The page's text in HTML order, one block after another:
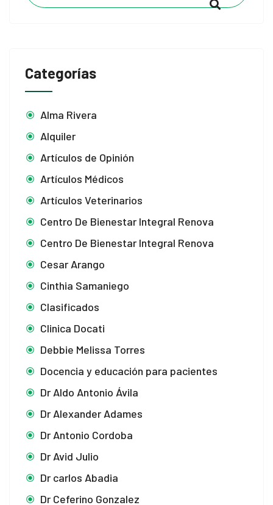
Categorías
Alma Rivera
Alquiler
Artículos de Opinión
Artículos Médicos
Artículos Veterinarios
Centro De Bienestar Integral Renova
Centro De Bienestar Integral Renova
Cesar Arango
Cinthia Samaniego
Clasificados
Clinica Docati
Debbie Melissa Torres
Docencia y educación para pacientes
Dr Aldo Antonio Ávila
Dr Alexander Adames
Dr Antonio Cordoba
Dr Avid Julio
Dr carlos Abadia
Dr Ceferino Gonzalez